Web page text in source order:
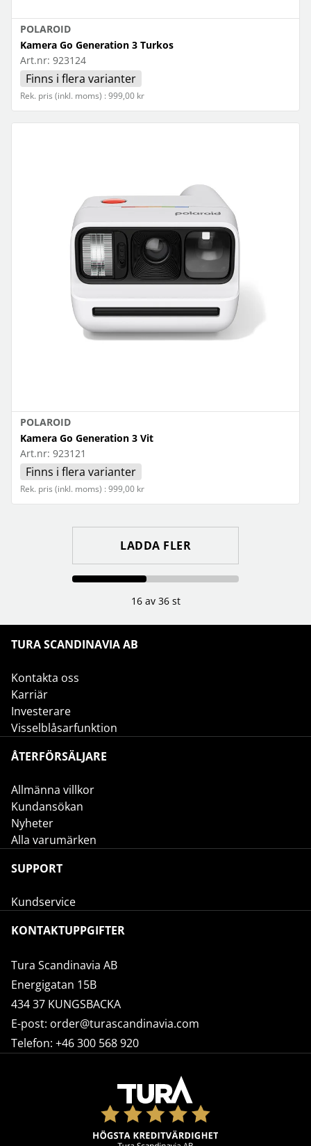
POLAROID
Kamera Go Generation 3 Turkos
Art.nr: 923124
Finns i flera varianter
Rek. pris (inkl. moms) : 999,00 kr
POLAROID
Kamera Go Generation 3 Vit
Art.nr: 923121
Finns i flera varianter
Rek. pris (inkl. moms) : 999,00 kr
LADDA FLER
16 av 36 st
TURA SCANDINAVIA AB
Kontakta oss
Karriär
Investerare
Visselblåsarfunktion
ÅTERFÖRSÄLJARE
Allmänna villkor
Kundansökan
Nyheter
Alla varumärken
SUPPORT
Kundservice
KONTAKTUPPGIFTER
Tura Scandinavia AB
Energigatan 15B
434 37 KUNGSBACKA
E-post: order@turascandinavia.com
Telefon: +46 300 568 920